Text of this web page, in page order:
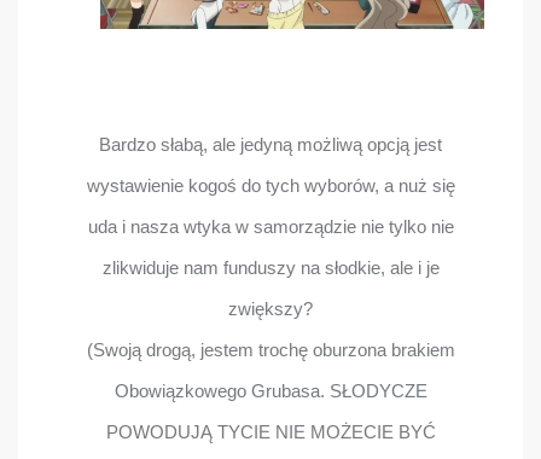
Bardzo słabą, ale jedyną możliwą opcją jest
wystawienie kogoś do tych wyborów, a nuż się
uda i nasza wtyka w samorządzie nie tylko nie
zlikwiduje nam funduszy na słodkie, ale i je
zwiększy?
(Swoją drogą, jestem trochę oburzona brakiem
Obowiązkowego Grubasa. SŁODYCZE
POWODUJĄ TYCIE NIE MOŻECIE BYĆ